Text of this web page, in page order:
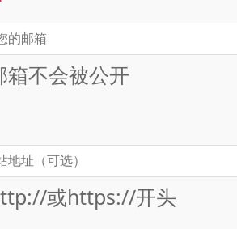
箱不会被公开
或https://开头